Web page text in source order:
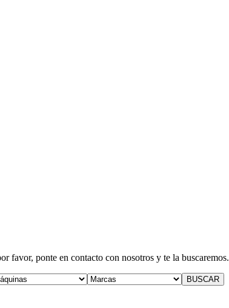
favor, ponte en contacto con nosotros y te la buscaremos.